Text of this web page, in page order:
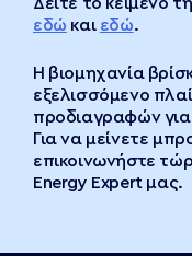
εδώ και εδώ.
Η βιομηχανία
εξελισσόμενο
προδιαγραφών για
Για να μείνετε
επικοινωνήστε
Energy Expert μας.